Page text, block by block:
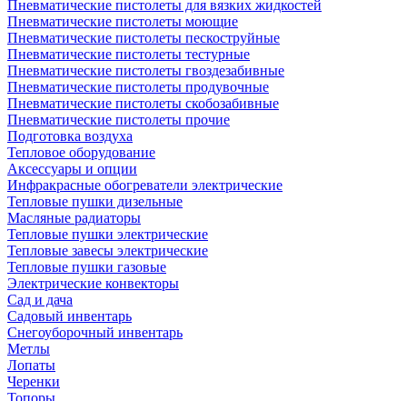
Пневматические пистолеты для вязких жидкостей
Пневматические пистолеты моющие
Пневматические пистолеты пескоструйные
Пневматические пистолеты тестурные
Пневматические пистолеты гвоздезабивные
Пневматические пистолеты продувочные
Пневматические пистолеты скобозабивные
Пневматические пистолеты прочие
Подготовка воздуха
Тепловое оборудование
Аксессуары и опции
Инфракрасные обогреватели электрические
Тепловые пушки дизельные
Масляные радиаторы
Тепловые пушки электрические
Тепловые завесы электрические
Тепловые пушки газовые
Электрические конвекторы
Сад и дача
Садовый инвентарь
Снегоуборочный инвентарь
Метлы
Лопаты
Черенки
Топоры